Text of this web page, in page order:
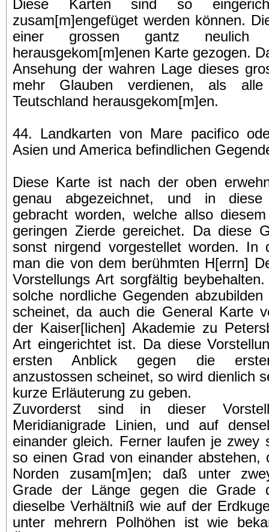
Diese Karten sind so
zusam[m]engefüget werden können.
einer grossen gantz neulich
herausgekom[m]enen Karte gezogen.
Ansehung der wahren Lage dieses
mehr Glauben verdienen, als
Teutschland herausgekom[m]en.
44. Landkarten von Mare pacifico
Asien und America befindlichen
Diese Karte ist nach der oben
genau abgezeichnet, und in
gebracht worden, welche allso
geringen Zierde gereichet. Da diese
sonst nirgend vorgestellet worden. In
man die von dem berühmten H[errn]
Vorstellungs Art sorgfältig
solche nordliche Gegenden
scheinet, da auch die General Karte
der Kaiser[lichen] Akademie zu
Art eingerichtet ist. Da diese
ersten Anblick gegen die
anzustossen scheinet, so wird dienlich
kurze Erläuterung zu geben.
Zuvorderst sind in dieser
Meridianigrade Linien, und auf
einander gleich. Ferner laufen je zwey
so einen Grad von einander abstehen,
Norden zusam[m]en; daß unter
Grade der Länge gegen die Grade
dieselbe Verhältniß wie auf der
unter mehrern Polhöhen ist wie